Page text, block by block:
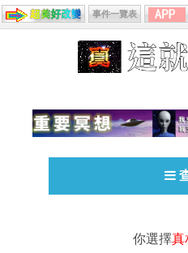
事件一覽表
你選擇真